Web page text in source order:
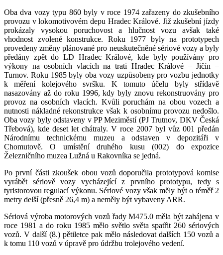
Oba dva vozy typu 860 byly v roce 1974 zařazeny do zkušebního
provozu v lokomotivovém depu Hradec Králové. Již zkušební jízdy
prokázaly vysokou poruchovost a hlučnost vozu avšak také
vhodnost zvolené konstrukce. Roku 1977 byly na prototypech
provedeny změny plánované pro neuskutečněné sériové vozy a byly
předány zpět do LD Hradec Králové, kde byly používány pro
výkony na osobních vlacích na trati Hradec Králové – Jičín –
Turnov. Roku 1985 byly oba vozy uzpůsobeny pro vozbu jednotky
k měření kolejového svršku. K tomuto účelu byly střídavě
nasazovány až do roku 1996, kdy byly znovu rekonstruovány pro
provoz na osobních vlacích. Kvůli poruchám na obou vozech a
nutnosti nákladné rekonstrukce však k osobnímu provozu nedošlo.
Oba vozy byly odstaveny v PP Meziměstí (PJ Trutnov, DKV Česká
Třebová), kde deset let chátraly. V roce 2007 byl vůz 001 předán
Národnímu technickému muzeu a odstaven v depozitáři v
Chomutově. O umístění druhého kusu (002) do expozice
Železničního muzea Lužná u Rakovníka se jedná.
Po první části zkoušek obou vozů doporučila prototypová komise
vyrábět sériově vozy vycházející z prvního prototypu, tedy s
tyristorovou regulací výkonu. Sériové vozy však měly být o téměř 2
metry delší (přesně 26,4 m) a neměly být vybaveny ARR.
Sériová výroba motorových vozů řady M475.0 měla být zahájena v
roce 1981 a do roku 1985 mělo světlo světa spatřit 260 sériových
vozů. V další (8.) pětiletce pak mělo následovat dalších 150 vozů a
k tomu 110 vozů v úpravě pro údržbu trolejového vedení.